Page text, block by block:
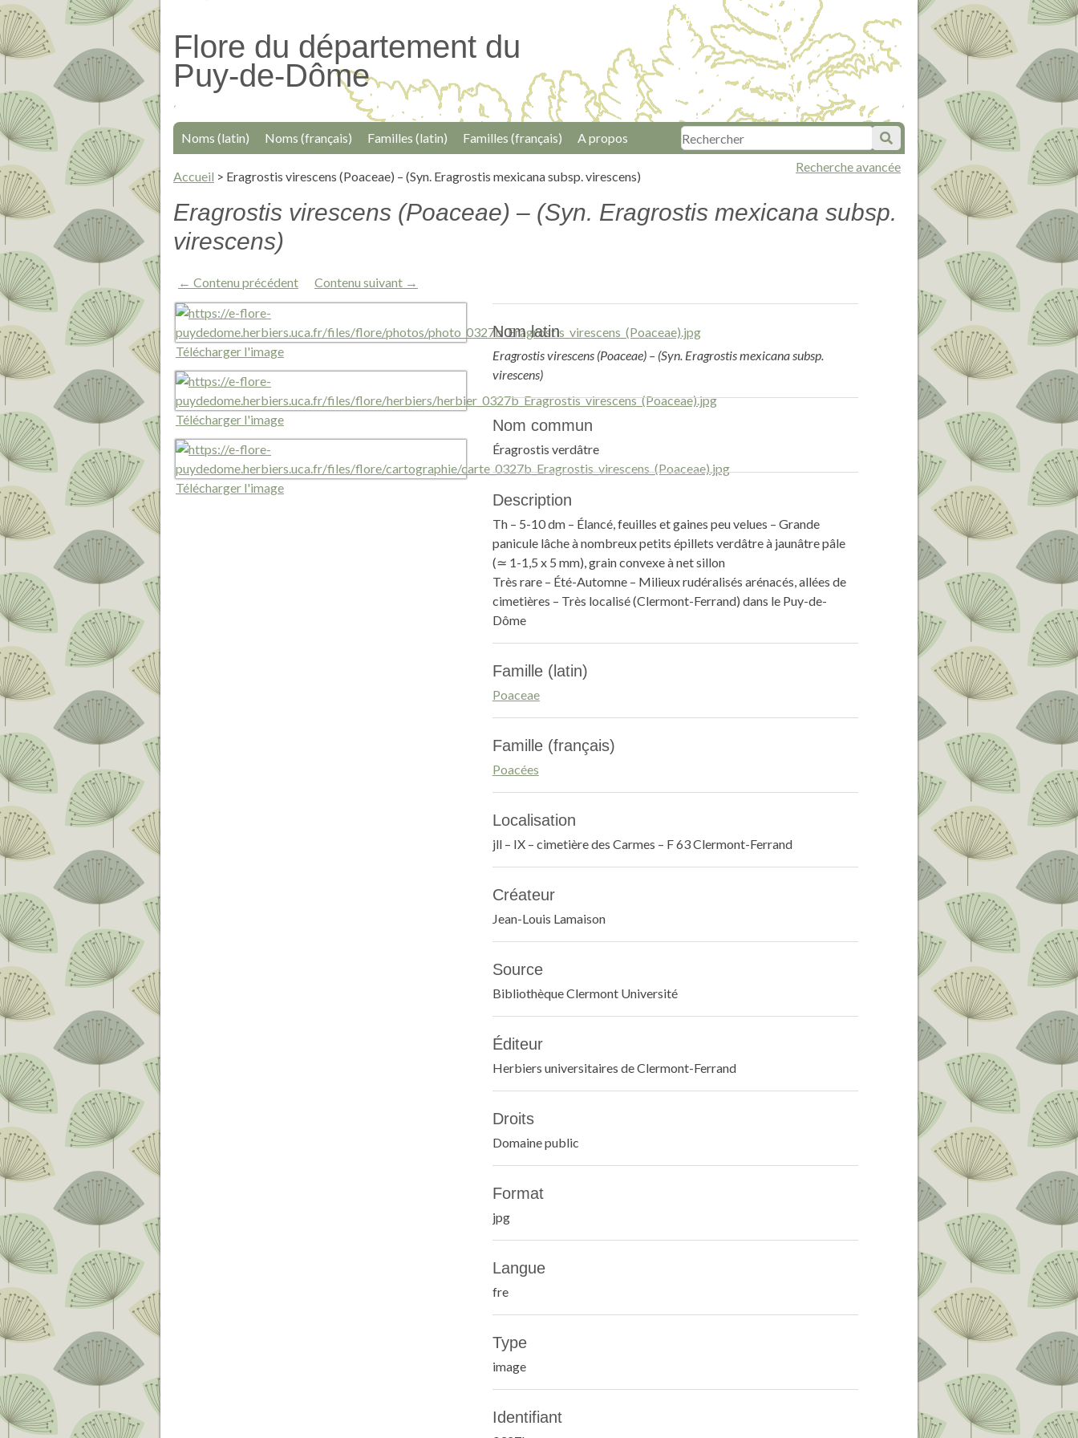
Passer
au
contenu
Flore du département du
Puy-de-Dôme
Recherche avancée
Noms (latin) Noms (français) Familles (latin) Familles (français) A propos
Accueil > Eragrostis virescens (Poaceae) – (Syn. Eragrostis mexicana subsp. virescens)
Eragrostis virescens (Poaceae) – (Syn. Eragrostis mexicana subsp.
virescens)
← Contenu précédent Contenu suivant →
Télécharger l'image
Télécharger l'image
Télécharger l'image
Nom latin
Eragrostis virescens (Poaceae) – (Syn. Eragrostis mexicana subsp.
virescens)
Nom commun
Éragrostis verdâtre
Description
Th – 5-10 dm – Élancé, feuilles et gaines peu velues – Grande
panicule lâche à nombreux petits épillets verdâtre à jaunâtre pâle
(≃ 1-1,5 x 5 mm), grain convexe à net sillon
Très rare – Été-Automne – Milieux rudéralisés arénacés, allées de
cimetières – Très localisé (Clermont-Ferrand) dans le Puy-de-
Dôme
Famille (latin)
Poaceae
Famille (français)
Poacées
Localisation
jll – IX – cimetière des Carmes – F 63 Clermont-Ferrand
Créateur
Jean-Louis Lamaison
Source
Bibliothèque Clermont Université
Éditeur
Herbiers universitaires de Clermont-Ferrand
Droits
Domaine public
Format
jpg
Langue
fre
Type
image
Identifiant